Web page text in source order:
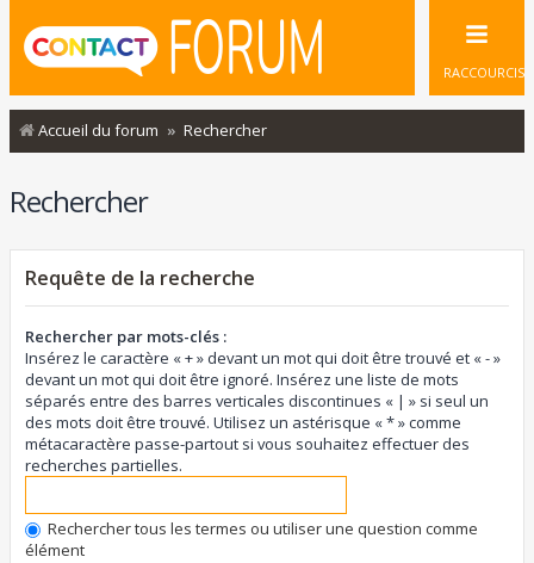
RACCOURCIS
Accueil du forum Rechercher
Rechercher
Requête de la recherche
Rechercher par mots-clés :
Insérez le caractère « + » devant un mot qui doit être trouvé et « - »
devant un mot qui doit être ignoré. Insérez une liste de mots
séparés entre des barres verticales discontinues « | » si seul un
des mots doit être trouvé. Utilisez un astérisque « * » comme
métacaractère passe-partout si vous souhaitez effectuer des
recherches partielles.
Rechercher tous les termes ou utiliser une question comme
élément